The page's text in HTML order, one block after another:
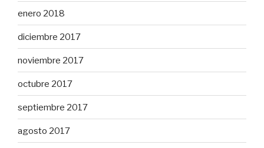
enero 2018
diciembre 2017
noviembre 2017
octubre 2017
septiembre 2017
agosto 2017